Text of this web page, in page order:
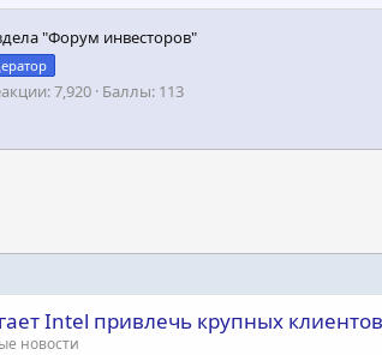
"Форум инвесторов"
7,920 Баллы 113
Intel привлечь крупных клиентов
новости